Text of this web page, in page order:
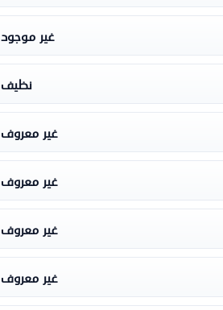
غير موجود
نظيف
غير معروف
غير معروف
غير معروف
غير معروف